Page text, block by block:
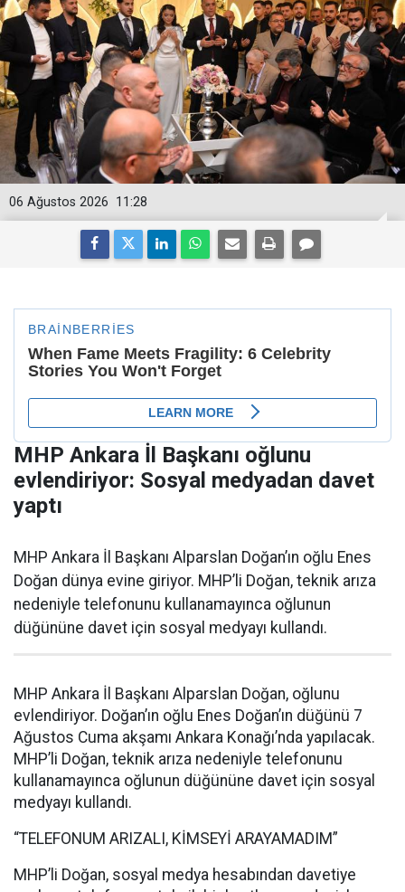
11:28
06 Ağustos 2026
MHP Ankara İl Başkanı oğlunu
evlendiriyor: Sosyal medyadan davet
yaptı
MHP Ankara İl Başkanı Alparslan Doğan’ın oğlu Enes
Doğan dünya evine giriyor. MHP’li Doğan, teknik arıza
nedeniyle telefonunu kullanamayınca oğlunun
düğününe davet için sosyal medyayı kullandı.
MHP Ankara İl Başkanı Alparslan Doğan, oğlunu
evlendiriyor. Doğan’ın oğlu Enes Doğan’ın düğünü 7
Ağustos Cuma akşamı Ankara Konağı’nda yapılacak.
MHP’li Doğan, teknik arıza nedeniyle telefonunu
kullanamayınca oğlunun düğününe davet için sosyal
medyayı kullandı.
“TELEFONUM ARIZALI, KİMSEYİ ARAYAMADIM”
MHP’li Doğan, sosyal medya hesabından davetiye